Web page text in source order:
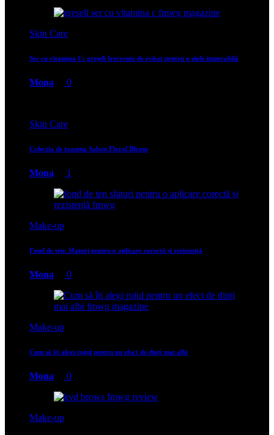
Skin Care
Ser cu vitamina C: greșeli frecvente de evitat pentru o piele impecabilă
Mona 0
Skin Care
Colectia de toamna Sabon Floral Bloom
Mona 1
Make-up
Fond de ten: Sfaturi pentru o aplicare corectă și rezistență
Mona 0
Make-up
Cum să îți alegi rujul pentru un efect de dinți mai albi
Mona 0
Make-up